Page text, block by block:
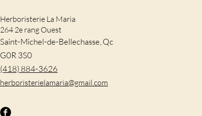
Herboristerie La Maria
264 2e rang Ouest
Saint-Michel-de-Bellechasse, Qc
G0R 3S0
(418) 884-3626
​herboristerielamaria@gmail.com